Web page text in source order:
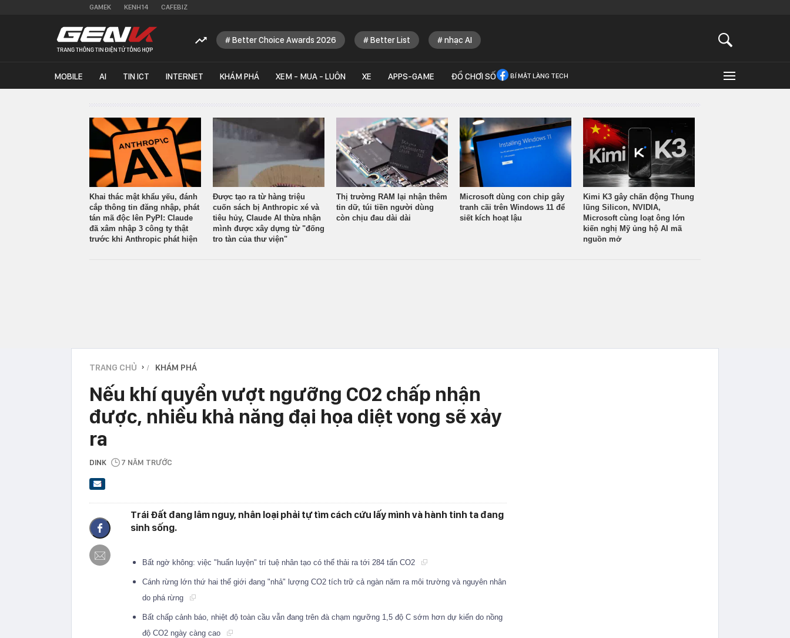
GAMEK KENH14 CAFEBIZ
Better Choice Awards 2026 Better List nhạc AI
MOBILE AI TIN ICT INTERNET KHÁM PHÁ XEM - MUA - LUÔN XE APPS-GAME ĐỒ CHƠI SỐ BÍ MẬT LÀNG TECH
Khai thác mật khẩu yếu, đánh
cắp thông tin đăng nhập, phát
tán mã độc lên PyPI: Claude
đã xâm nhập 3 công ty thật
trước khi Anthropic phát hiện
Được tạo ra từ hàng triệu
cuốn sách bị Anthropic xé và
tiêu hủy, Claude AI thừa nhận
mình được xây dựng từ "đống
tro tàn của thư viện"
Thị trường RAM lại nhận thêm
tin dữ, túi tiền người dùng
còn chịu đau dài dài
Microsoft dùng con chip gây
tranh cãi trên Windows 11 để
siết kích hoạt lậu
Kimi K3 gây chấn động Thung
lũng Silicon, NVIDIA,
Microsoft cùng loạt ông lớn
kiến nghị Mỹ ủng hộ AI mã
nguồn mở
TRANG CHỦ › KHÁM PHÁ
Nếu khí quyển vượt ngưỡng CO2 chấp nhận
được, nhiều khả năng đại họa diệt vong sẽ xảy
ra
DINK 7 NĂM TRƯỚC
Trái Đất đang lâm nguy, nhân loại phải tự tìm cách cứu lấy mình và hành tinh ta đang
sinh sống.
Bất ngờ không: việc "huấn luyện" trí tuệ nhân tạo có thể thải ra tới 284 tấn CO2
Cánh rừng lớn thứ hai thế giới đang "nhả" lượng CO2 tích trữ cả ngàn năm ra môi trường và nguyên nhân
do phá rừng
Bất chấp cảnh báo, nhiệt độ toàn cầu vẫn đang trên đà chạm ngưỡng 1,5 độ C sớm hơn dự kiến do nồng
độ CO2 ngày càng cao